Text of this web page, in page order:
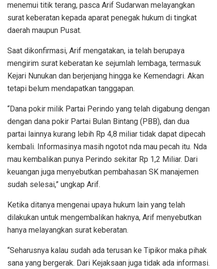
menemui titik terang, pasca Arif Sudarwan melayangkan
surat keberatan kepada aparat penegak hukum di tingkat
daerah maupun Pusat.
Saat dikonfirmasi, Arif mengatakan, ia telah berupaya
mengirim surat keberatan ke sejumlah lembaga, termasuk
Kejari Nunukan dan berjenjang hingga ke Kemendagri. Akan
tetapi belum mendapatkan tanggapan.
“Dana pokir milik Partai Perindo yang telah digabung dengan
dengan dana pokir Partai Bulan Bintang (PBB), dan dua
partai lainnya kurang lebih Rp 4,8 miliar tidak dapat dipecah
kembali. Informasinya masih ngotot nda mau pecah itu. Nda
mau kembalikan punya Perindo sekitar Rp 1,2 Miliar. Dari
keuangan juga menyebutkan pembahasan SK manajemen
sudah selesai,” ungkap Arif.
Ketika ditanya mengenai upaya hukum lain yang telah
dilakukan untuk mengembalikan haknya, Arif menyebutkan
hanya melayangkan surat keberatan.
“Seharusnya kalau sudah ada terusan ke Tipikor maka pihak
sana yang bergerak. Dari Kejaksaan juga tidak ada informasi.